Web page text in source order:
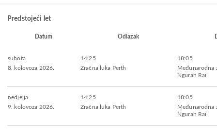
Predstojeći let
Datum Odlazak
subota
8. kolovoza 2026.
14:25
Zračna luka Perth
18:05
Međunarodna
Ngurah Rai
nedjelja
9. kolovoza 2026.
14:25
Zračna luka Perth
18:05
Međunarodna
Ngurah Rai